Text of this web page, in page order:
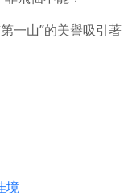
一山”的美譽吸引著
境